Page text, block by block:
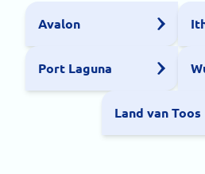
Avalon
Port Laguna
Land van Toos